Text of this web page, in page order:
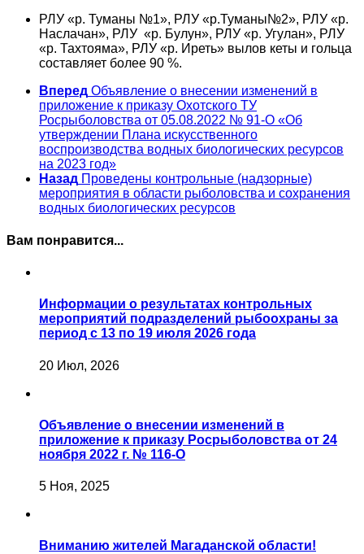
РЛУ «р. Туманы №1», РЛУ «р.Туманы№2», РЛУ «р.
Наслачан», РЛУ «р. Булун», РЛУ «р. Угулан», РЛУ
«р. Тахтояма», РЛУ «р. Иреть» вылов кеты и гольца
составляет более 90 %.
Вперед Объявление о внесении изменений в
приложение к приказу Охотского ТУ
Росрыболовства от 05.08.2022 № 91-О «Об
утверждении Плана искусственного
воспроизводства водных биологических ресурсов
на 2023 год»
Назад Проведены контрольные (надзорные)
мероприятия в области рыболовства и сохранения
водных биологических ресурсов
Вам понравится...
Информации о результатах контрольных
мероприятий подразделений рыбоохраны за
период с 13 по 19 июля 2026 года
20 Июл, 2026
Объявление о внесении изменений в
приложение к приказу Росрыболовства от 24
ноября 2022 г. № 116-О
5 Ноя, 2025
Вниманию жителей Магаданской области!